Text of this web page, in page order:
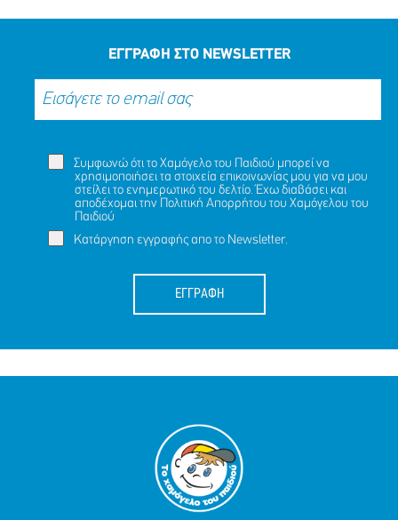
ΕΓΓΡΑΦΗ ΣΤΟ NEWSLETTER
Συμφωνώ ότι το Χαμόγελο του Παιδιού μπορεί να
χρησιμοποιήσει τα στοιχεία επικοινωνίας μου για να μου
στείλει το ενημερωτικό του δελτίο. Έχω διαβάσει και
αποδέχομαι την Πολιτική Απορρήτου του Χαμόγελου του
Παιδιού
Κατάργηση εγγραφής απο το Newsletter.
ΕΓΓΡΑΦΗ